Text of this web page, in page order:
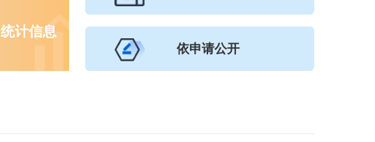
统计信息
依申请公开